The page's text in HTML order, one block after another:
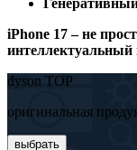
iPhone 17 – не
интеллектуальный
dyson TOP
оригинальная
выбрать